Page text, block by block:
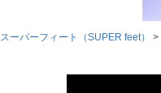
スーパーフィート（SUPER feet）